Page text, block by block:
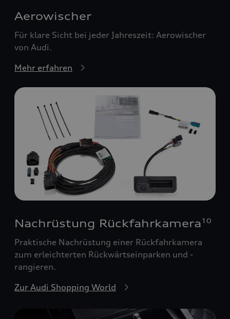
Aerowischer
Für klare Sicht bei jeder Jahreszeit: Aerowischer
von Audi.
Mehr erfahren
Nachrüstung Rückfahrkamera 10
Praktische Nachrüstung einer Rückfahrkamera
zum erleichterten Rückwärtseinparken und -
rangieren.
Zur Audi Shopping World